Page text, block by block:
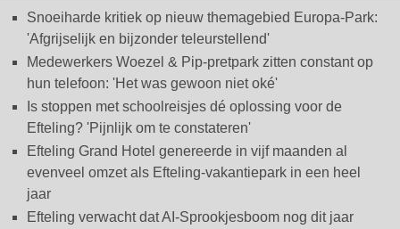
Snoeiharde kritiek op nieuw themagebied Europa-Park:
'Afgrijselijk en bijzonder teleurstellend'
Medewerkers Woezel & Pip-pretpark zitten constant op
hun telefoon: 'Het was gewoon niet oké'
Is stoppen met schoolreisjes dé oplossing voor de
Efteling? 'Pijnlijk om te constateren'
Efteling Grand Hotel genereerde in vijf maanden al
evenveel omzet als Efteling-vakantiepark in een heel
jaar
Efteling verwacht dat AI-Sprookjesboom nog dit jaar